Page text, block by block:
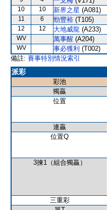
10 10 新界之星 (A081)
11 6 勁豐裕 (T105)
12 12 大地威龍 (A233)
WV 萬事醒 (A204)
WV 事必獲利 (T002)
備註: 賽事特別情況索引
派彩
彩池
獨贏
位置
連贏
位置Q
3揀1（組合獨贏）
三重彩